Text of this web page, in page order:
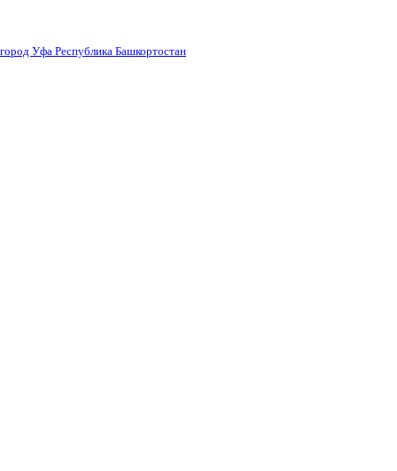
Уфа Республика Башкортостан